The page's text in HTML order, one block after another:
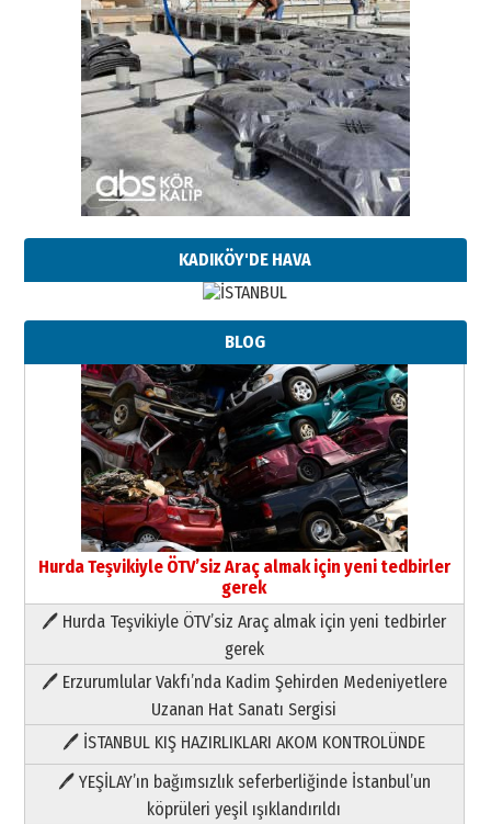
KADIKÖY'DE HAVA
BLOG
Hurda Teşvikiyle ÖTV’siz Araç almak için yeni tedbirler
gerek
🖊 Hurda Teşvikiyle ÖTV’siz Araç almak için yeni tedbirler
gerek
🖊 Erzurumlular Vakfı’nda Kadim Şehirden Medeniyetlere
Uzanan Hat Sanatı Sergisi
🖊 İSTANBUL KIŞ HAZIRLIKLARI AKOM KONTROLÜNDE
🖊 YEŞİLAY’ın bağımsızlık seferberliğinde İstanbul’un
köprüleri yeşil ışıklandırıldı
Paranın Aile Kültüründeki Yeri
03 Ağustos 2026 Pazartesi
Yıldırım Gündoğdu
HAVVA’NIN ÜÇ KIZI
09 Temmuz 2026 Perşembe